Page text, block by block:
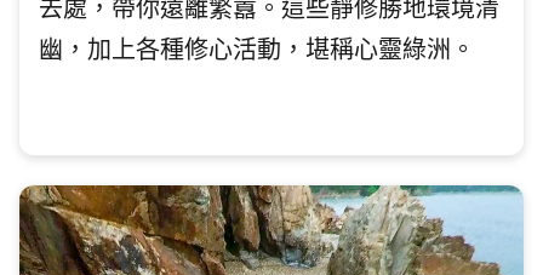
去處，帶你遠離繁囂。這些靜修勝地環境清
幽，加上各種修心活動，堪稱心靈綠洲。